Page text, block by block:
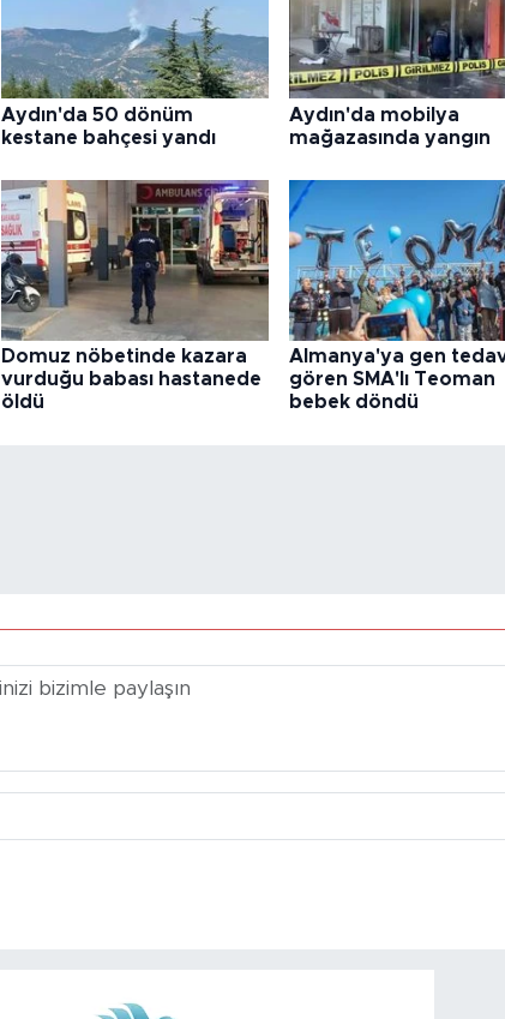
Aydın'da 50 dönüm
kestane bahçesi yandı
Aydın'da mobilya
mağazasında yangın
Domuz nöbetinde kazara
vurduğu babası hastanede
öldü
Almanya'ya gen
gören SMA'lı Teoman
bebek döndü